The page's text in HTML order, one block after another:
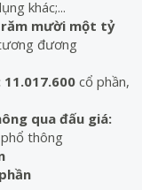
khác;...
mười một tỷ
đương
cổ phần,
qua đấu giá:
thông